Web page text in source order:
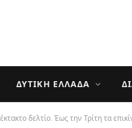
ΔΥΤΙΚΉ ΕΛΛΆΔΑ
δελτίο. Έως την Τρίτη τα